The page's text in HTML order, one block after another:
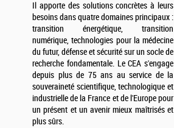
Il apporte des solutions concrètes à leurs
besoins dans quatre domaines principaux :
transition énergétique, transition
numérique, technologies pour la médecine
du futur, défense et sécurité sur un socle de
recherche fondamentale. Le CEA s'engage
depuis plus de 75 ans au service de la
souveraineté scientifique, technologique et
industrielle de la France et de l'Europe pour
un présent et un avenir mieux maîtrisés et
plus sûrs.